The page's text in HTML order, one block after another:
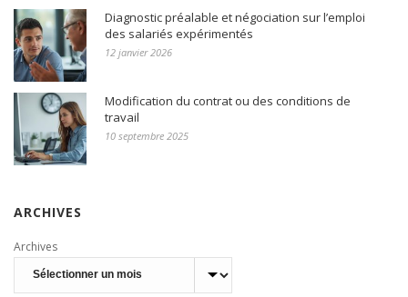
Diagnostic préalable et négociation sur l’emploi
des salariés expérimentés
12 janvier 2026
Modification du contrat ou des conditions de
travail
10 septembre 2025
ARCHIVES
Archives